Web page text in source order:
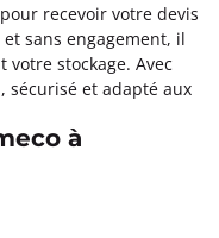
recevoir votre devis
sans engagement, il
stockage. Avec
sécurisé et adapté aux
à